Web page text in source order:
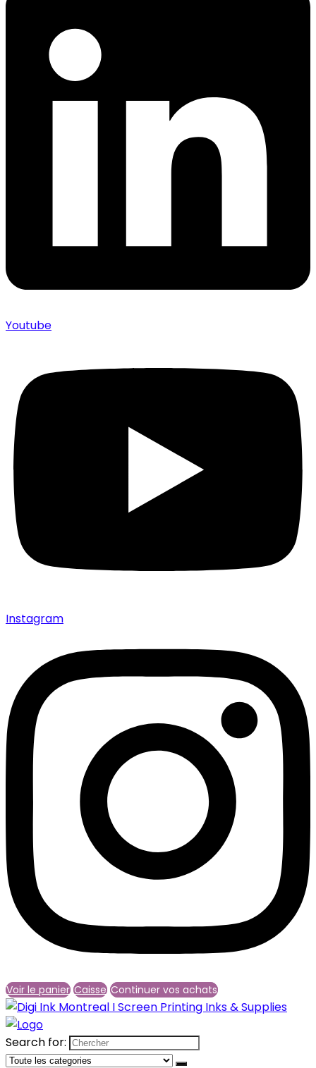
Youtube
Instagram
Voir le panier Caisse Continuer vos achats
Search for: